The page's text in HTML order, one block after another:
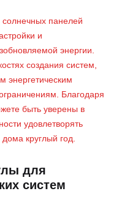
солнечных панелей
и
энергии.
создания систем,
энергетическим
Благодаря
быть уверены в
удовлетворять
дома круглый год.
для
систем